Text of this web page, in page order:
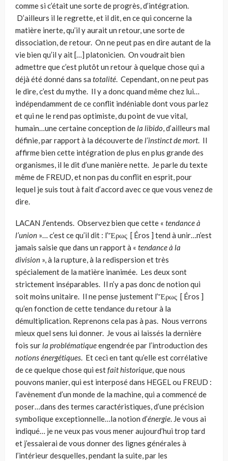
comme si c’était une sorte de progrès, d’intégration.
D’ailleurs il le regrette, et il dit, en ce qui concerne la
matière inerte, qu’il y aurait un retour, une sorte de
dissociation, de retour. On ne peut pas en dire autant de la
vie bien qu’il y ait […] platonicien. On voudrait bien
admettre que c’est plutôt un retour à quelque chose qui a
déjà été donné dans sa totalité. Cependant, on ne peut pas
le dire, c’est du mythe. Il y a donc quand même chez lui…
indépendamment de ce conflit indéniable dont vous parlez
et qui ne le rend pas optimiste, du point de vue vital,
humain…une certaine conception dela libido, d’ailleurs mal
définie, par rapport à la découverte del’instinct de mort. Il
affirme bien cette intégra­tion de plus en plus grande des
organismes, il le dit d’une manière nette. Je parle du texte
même de FREUD, et non pas du conflit en esprit, pour
lequel je suis tout à fait d’accord avec ce que vous venez de
dire.
LACAN J’entends. Observez bien que cette « tendanceà
l’union »… c’est ce qu’il dit : l’Ἔρως [ Éros ] tend à unir…n’est
jamais saisie que dans un rapport à « tendance à la
division », à la rupture, à la redispersion et très
spécialement de la matière inanimée. Les deux sont
strictement inséparables. Il n’y a pas donc de notion qui
soit moins unitaire. Il ne pense justement l’Ἔρως [ Éros ]
qu’en fonction de cette ten­dance du retour à la
démultiplication. Reprenons cela pas à pas. Nous verrons
mieux quel sens lui donner. Je vous ai laissés la dernière
fois surla problématiqueengendrée par l’introduction des
notions énergétiques. Et ceci en tant qu’elle est corrélative
de ce quelque chose qui estfait historique, que nous
pouvons manier, qui est interposé dans HEGEL ou FREUD :
l’avènement d’un monde de la machine, qui a commencé de
poser…dans des termes caractéristiques, d’une précision
symbolique exception­nelle…la notion d’énergie. Je vous ai
indiqué… je ne veux pas vous mener aujourd’hui trop tard
et j’es­saierai de vous donner des lignes générales à
l’intérieur desquelles, pendant la suite, par les